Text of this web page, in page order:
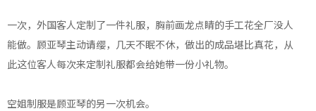
一次，外国客人定制了一件礼服，胸前画龙点睛的手工花全厂没人
能做。顾亚琴主动请缨，几天不眠不休，做出的成品堪比真花，从
此这位客人每次来定制礼服都会给她带一份小礼物。
空姐制服是顾亚琴的另一次机会。